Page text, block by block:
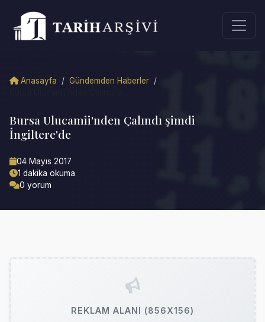
Anasayfa / Gündemden Haberler /
Bursa Ulucamii'nden Çalındı şimdi
İngiltere'de
04 Mayıs 2017
1 dakika okuma
0 yorum
REKLAM ALANI (856X156)